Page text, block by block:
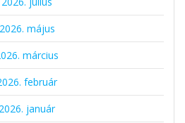
2026. május
március
február
2026. január